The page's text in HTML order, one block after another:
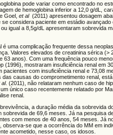
pode variar como encontrado no
de hemoglobina inferior a 12,0 g/dL,
Goel,et al (2011) apresentou dosagem
se considera paciente em estádio
ou igual a 8,5g/dL apresentaram sobrevida
é uma complicação frequente dessa
Valores elevados de creatinina sérica
63 anos). Com uma frequência pouco
(1996), mostraram insuficiência renal em
pacientes com insuficiência renal e 73,08
das causas do comprometimento renal,
al. (2011), não relataram nenhum caso de
único caso recentemente relatado por
renal.
a duração média da sobrevida
sobrevida de 69,6 meses. Já na pesquisa
com menos de 40 anos, 54 meses. Já
observa-se que a ocorrência do MM em
acometido, nesse caso, os idosos.